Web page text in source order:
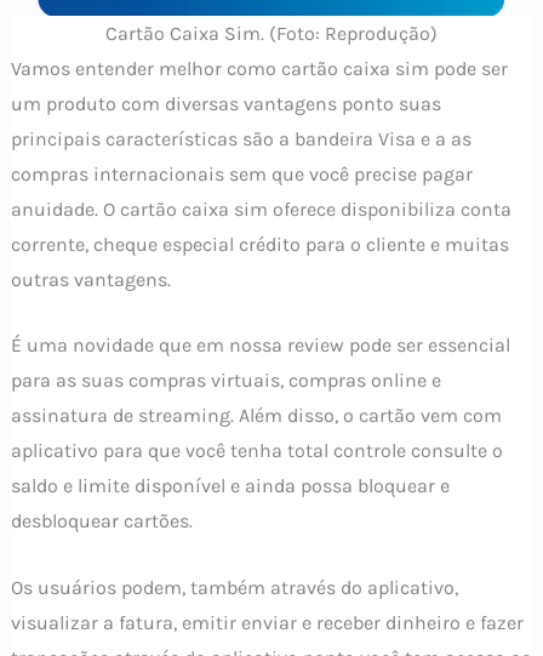
Cartão Caixa Sim. (Foto: Reprodução)
Vamos entender melhor como cartão caixa sim pode ser
um produto com diversas vantagens ponto suas
principais características são a bandeira Visa e a as
compras internacionais sem que você precise pagar
anuidade. O cartão caixa sim oferece disponibiliza conta
corrente, cheque especial crédito para o cliente e muitas
outras vantagens.
É uma novidade que em nossa review pode ser essencial
para as suas compras virtuais, compras online e
assinatura de streaming. Além disso, o cartão vem com
aplicativo para que você tenha total controle consulte o
saldo e limite disponível e ainda possa bloquear e
desbloquear cartões.
Os usuários podem, também através do aplicativo,
visualizar a fatura, emitir enviar e receber dinheiro e fazer